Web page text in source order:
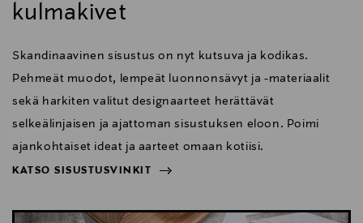
kulmakivet
Skandinaavinen sisustus on nyt kutsuva ja kodikas.
Pehmeät muodot, lempeät luonnonsävyt ja -materiaalit
sekä harkiten valitut designaarteet herättävät
selkeälinjaisen ja ajattoman sisustuksen eloon. Poimi
ajankohtaiset ideat ja aarteet omaan kotiisi.
KATSO SISUSTUSVINKIT
KATSO SISUSTUSVINKIT